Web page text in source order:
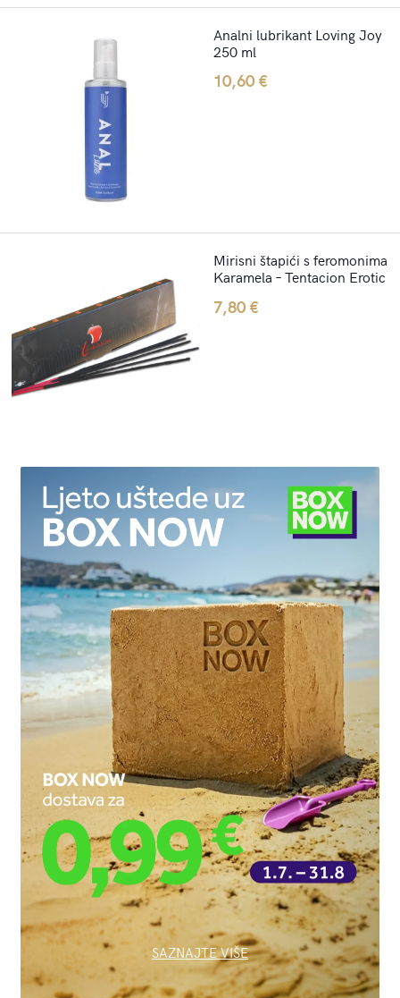
Analni lubrikant Loving Joy
250 ml
10,60€
Mirisni štapići s feromonima
Karamela – Tentacion Erotic
7,80€
SAZNAJTE VIŠE